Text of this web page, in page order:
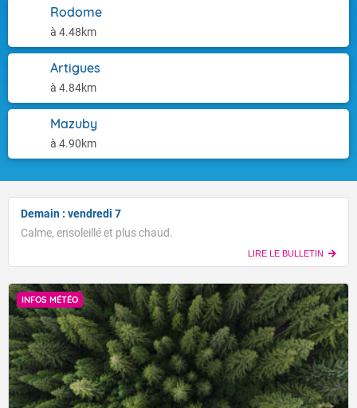
Rodome
à 4.48km
Artigues
à 4.84km
Mazuby
à 4.90km
Demain : vendredi 7
Calme, ensoleillé et plus chaud.
LIRE LE BULLETIN
INFOS MÉTÉO